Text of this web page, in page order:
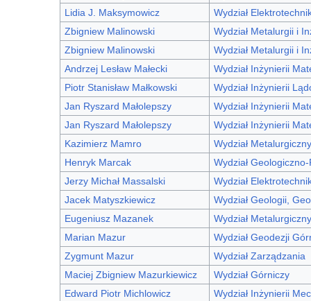
Lidia J. Maksymowicz
Wydział
Zbigniew Malinowski
Wydział Metalurgii i
Zbigniew Malinowski
Wydział Metalurgii i
Andrzej Lesław Małecki
Wydział Inżynierii
Piotr Stanisław Małkowski
Wydział Inżynierii
Jan Ryszard Małolepszy
Wydział Inżynierii
Jan Ryszard Małolepszy
Wydział Inżynierii
Kazimierz Mamro
Wydział Metalurgiczny
Henryk Marcak
Wydział
Jerzy Michał Massalski
Wydział
Jacek Matyszkiewicz
Wydział Geologii,
Eugeniusz Mazanek
Wydział Metalurgiczny
Marian Mazur
Wydział Geodezji
Zygmunt Mazur
Wydział Zarządzania
Maciej Zbigniew Mazurkiewicz
Wydział Górniczy
Edward Piotr Michlowicz
Wydział Inżynierii